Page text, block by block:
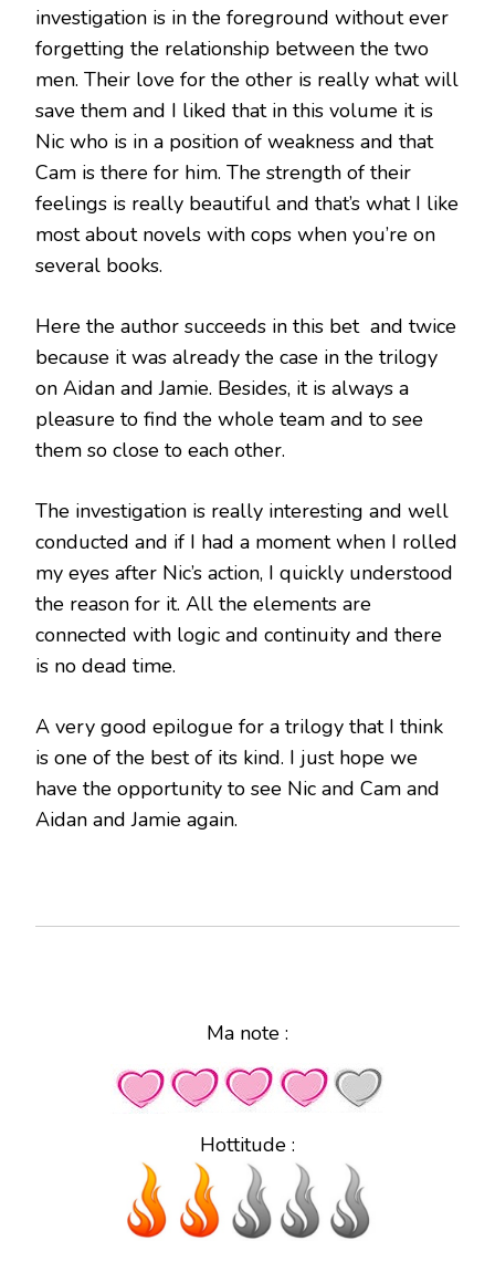
investigation is in the foreground without ever
forgetting the relationship between the two
men. Their love for the other is really what will
save them and I liked that in this volume it is
Nic who is in a position of weakness and that
Cam is there for him. The strength of their
feelings is really beautiful and that’s what I like
most about novels with cops when you’re on
several books.
Here the author succeeds in this bet and twice
because it was already the case in the trilogy
on Aidan and Jamie. Besides, it is always a
pleasure to find the whole team and to see
them so close to each other.
The investigation is really interesting and well
conducted and if I had a moment when I rolled
my eyes after Nic’s action, I quickly understood
the reason for it. All the elements are
connected with logic and continuity and there
is no dead time.
A very good epilogue for a trilogy that I think
is one of the best of its kind. I just hope we
have the opportunity to see Nic and Cam and
Aidan and Jamie again.
Ma note :
Hottitude :